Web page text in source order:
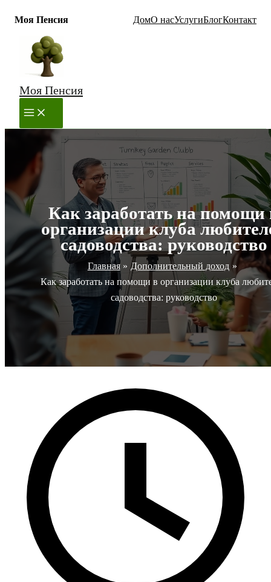
Моя Пенсия ДомО насУслугиБлогКонтакт
Перейти
содержимому
Моя Пенсия
MAIN
MENU
Как заработать на помощи
организации клуба
садоводства: руководство
Главная
Дополнительный доход
Как заработать на помощи в организации клуба
садоводства: руководство